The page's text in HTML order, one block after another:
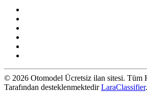
© 2026 Otomodel Ücretsiz ilan sitesi. Tüm
Tarafından desteklenmektedirLaraClassifier.